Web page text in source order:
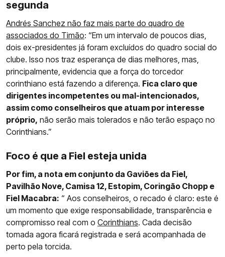
segunda
Andrés Sanchez não faz mais parte do quadro de
associados do Timão: “Em um intervalo de poucos dias,
dois ex-presidentes já foram excluídos do quadro social do
clube. Isso nos traz esperança de dias melhores, mas,
principalmente, evidencia que a força do torcedor
corinthiano está fazendo a diferença. Fica claro que
dirigentes incompetentes ou mal-intencionados,
assim como conselheiros que atuam por interesse
próprio, não serão mais tolerados e não terão espaço no
Corinthians.”
Foco é que a Fiel esteja unida
Por fim, a nota em conjunto da Gaviões da Fiel,
Pavilhão Nove, Camisa 12, Estopim, Coringão Chopp e
Fiel Macabra: “ Aos conselheiros, o recado é claro: este é
um momento que exige responsabilidade, transparência e
compromisso real com o Corinthians. Cada decisão
tomada agora ficará registrada e será acompanhada de
perto pela torcida.